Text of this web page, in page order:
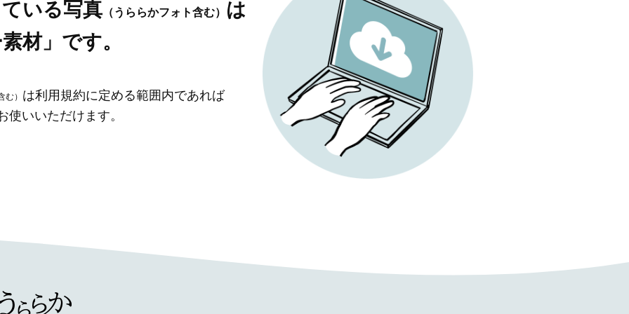
いる写真 （うららかフォト含む） は
材」です。
） は利用規約に定める範囲内であれば
いいただけます。